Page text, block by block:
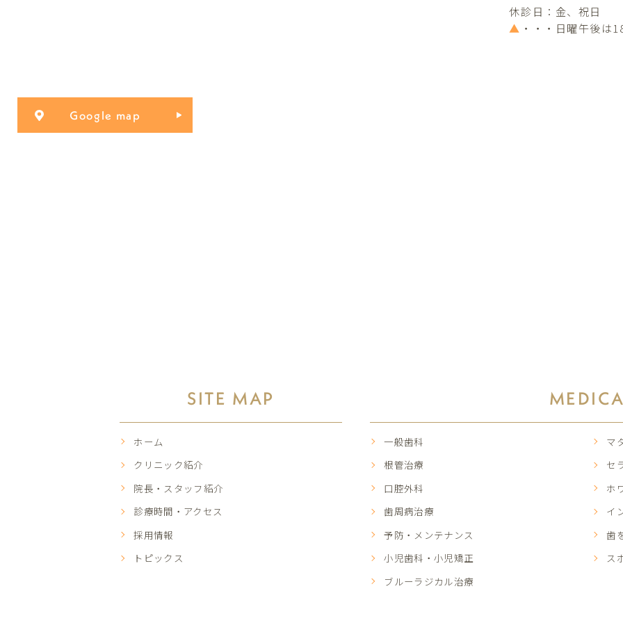
休診日：金、祝日
▲ ・・・日曜午後は
Google map
SITE MAP
ホーム
クリニック紹介
院長・スタッフ紹介
診療時間・アクセス
採用情報
トピックス
一般歯科
根管治療
口腔外科
歯周病治療
予防・メンテナンス
小児歯科・小児矯正
ブルーラジカル治療
マ
セ
ホ
イ
歯
ス